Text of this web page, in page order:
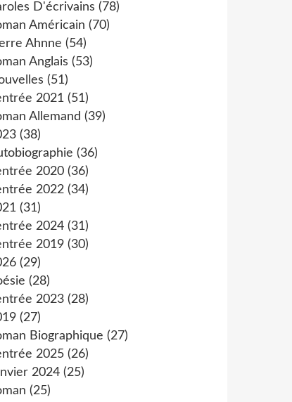
D'écrivains (78)
Américain (70)
Ahnne (54)
Anglais (53)
(51)
2021 (51)
Allemand (39)
(38)
(36)
2020 (36)
2022 (34)
(31)
2024 (31)
2019 (30)
(29)
(28)
2023 (28)
(27)
Biographique (27)
2025 (26)
2024 (25)
(25)